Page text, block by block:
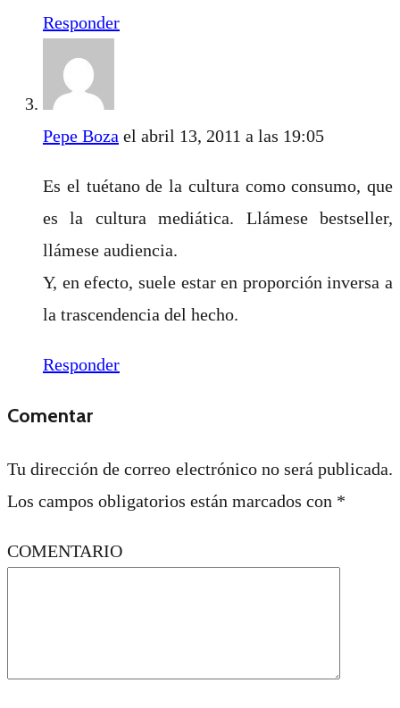
Responder
Pepe Boza el abril 13, 2011 a las 19:05
Es el tuétano de la cultura como consumo, que
es la cultura mediática. Llámese bestseller,
llámese audiencia.
Y, en efecto, suele estar en proporción inversa a
la trascendencia del hecho.
Responder
Comentar
Tu dirección de correo electrónico no será publicada.
Los campos obligatorios están marcados con *
COMENTARIO